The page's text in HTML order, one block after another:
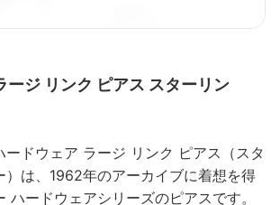
ージ リンク ピアス スターリン
ードウェア ラージ リンク ピアス（スタ
）は、1962年のアーカイブに着想を得
ハードウェアシリーズのピアスです。